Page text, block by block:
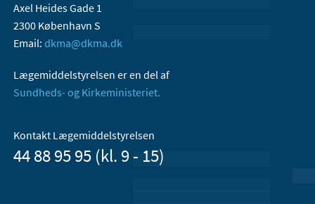
Axel Heides Gade 1
2300 København S
Email: dkma@dkma.dk
Lægemiddelstyrelsen er en del af
Sundheds- og Kirkeministeriet.
Kontakt Lægemiddelstyrelsen
44 88 95 95 (kl. 9 - 15)